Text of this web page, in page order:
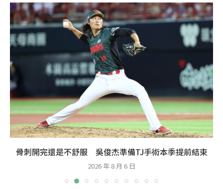
骨刺開完還是不舒服 吳俊杰準備TJ手術本季提前結束
2026 年 8 月 6 日